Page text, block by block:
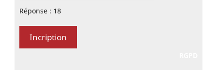
Réponse : 18